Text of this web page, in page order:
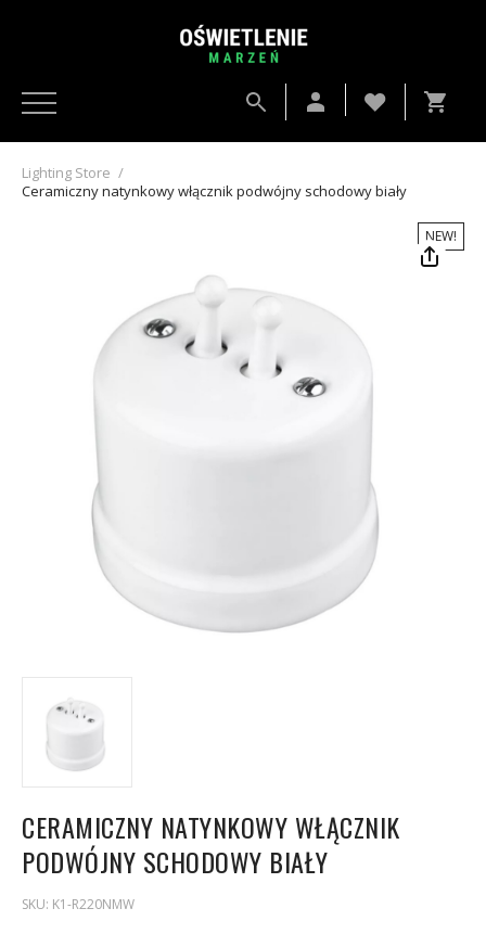
Lighting Store /
Ceramiczny natynkowy włącznik podwójny schodowy biały
NEW!
CERAMICZNY NATYNKOWY WŁĄCZNIK
PODWÓJNY SCHODOWY BIAŁY
SKU: K1-R220NMW